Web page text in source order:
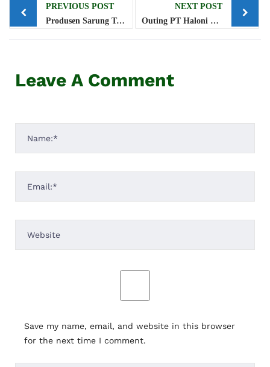
PREVIOUS POST
Produsen Sarung Tangan Medis dalam Negeri PT. Haloni Jane Tbk, Jalin Kerjasama dengan Perusahaan Turki
NEXT POST
Outing PT Haloni Jane Tbk Tingkatkan Semangat dan Kebersamaan Karyawan
Leave A Comment
Save my name, email, and website in this browser
for the next time I comment.